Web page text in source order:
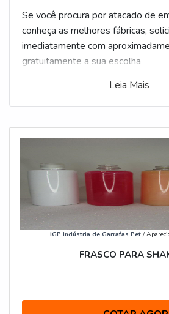
Se você procura por atacado de
conheça as melhores fábricas, solicite um
imediatamente com
gratuitamente a sua escolha
Leia Mais
IGP Indústria de Garrafas Pet /
FRASCO PARA